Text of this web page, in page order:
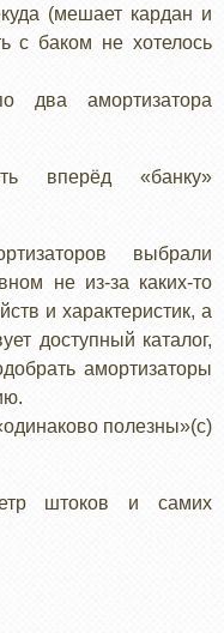
(мешает кардан и
с баком не хотелось
два амортизатора
вперёд «банку»
выбрали
не из-за каких-то
и характеристик, а
доступный каталог,
амортизаторы
полезны»(с)
штоков и самих